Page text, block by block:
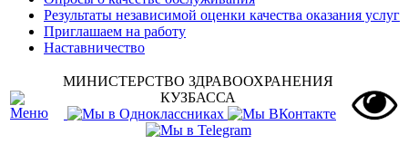
Результаты независимой оценки качества оказания услуг
Приглашаем на работу
Наставничество
МИНИСТЕРСТВО ЗДРАВООХРАНЕНИЯ
КУЗБАССА